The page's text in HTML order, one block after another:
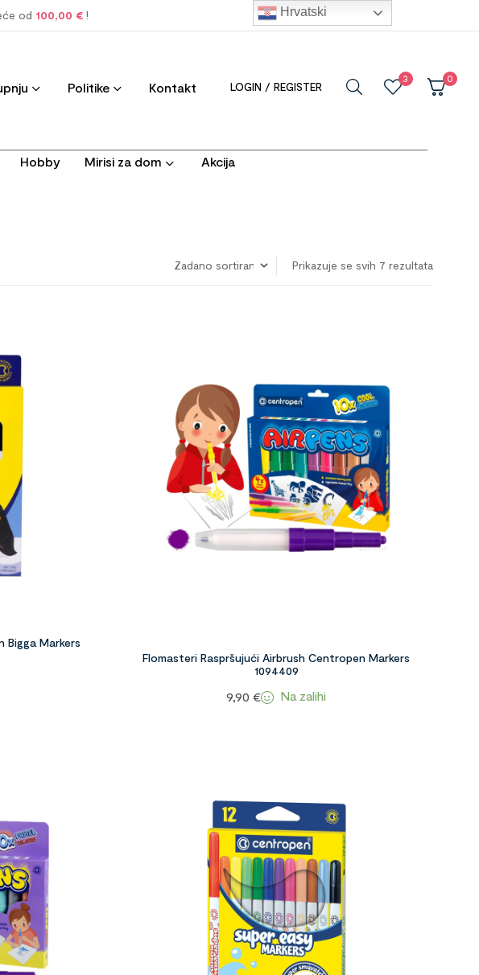
od 100,00 € !
Politike Kontakt LOGIN / REGISTER
3 0
Hobby Mirisi za dom Akcija
Prikazuje se svih 7 rezultata
Bigga Markers
Flomasteri Raspršujući Airbrush Centropen Markers
1094409
9,90€ Na zalihi
Hrvatski